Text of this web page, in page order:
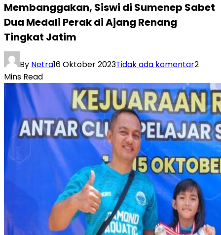
Membanggakan, Siswi di Sumenep Sabet
Dua Medali Perak di Ajang Renang
Tingkat Jatim
By Netra16 Oktober 2023Tidak ada komentar2
Mins Read